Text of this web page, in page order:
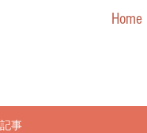
Home
記事